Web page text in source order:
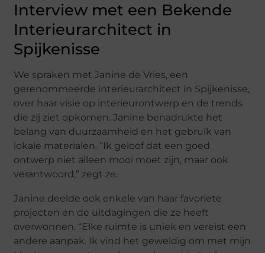
Interview met een Bekende
Interieurarchitect in
Spijkenisse
We spraken met Janine de Vries, een
gerenommeerde interieurarchitect in Spijkenisse,
over haar visie op interieurontwerp en de trends
die zij ziet opkomen. Janine benadrukte het
belang van duurzaamheid en het gebruik van
lokale materialen. “Ik geloof dat een goed
ontwerp niet alleen mooi moet zijn, maar ook
verantwoord,” zegt ze.
Janine deelde ook enkele van haar favoriete
projecten en de uitdagingen die ze heeft
overwonnen. “Elke ruimte is uniek en vereist een
andere aanpak. Ik vind het geweldig om met mijn